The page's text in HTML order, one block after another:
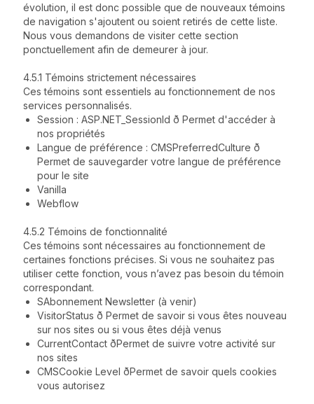
évolution, il est donc possible que de nouveaux témoins
de navigation s'ajoutent ou soient retirés de cette liste.
Nous vous demandons de visiter cette section
ponctuellement afin de demeurer à jour.
4.5.1 Témoins strictement nécessaires
Ces témoins sont essentiels au fonctionnement de nos
services personnalisés.
Session : ASP.NET_SessionId ð Permet d'accéder à
nos propriétés
Langue de préférence : CMSPreferredCulture ð
Permet de sauvegarder votre langue de préférence
pour le site
Vanilla
Webflow
4.5.2 Témoins de fonctionnalité
Ces témoins sont nécessaires au fonctionnement de
certaines fonctions précises. Si vous ne souhaitez pas
utiliser cette fonction, vous n’avez pas besoin du témoin
correspondant.
SAbonnement Newsletter (à venir)
VisitorStatus ð Permet de savoir si vous êtes nouveau
sur nos sites ou si vous êtes déjà venus
CurrentContact ðPermet de suivre votre activité sur
nos sites
CMSCookie Level ðPermet de savoir quels cookies
vous autorisez